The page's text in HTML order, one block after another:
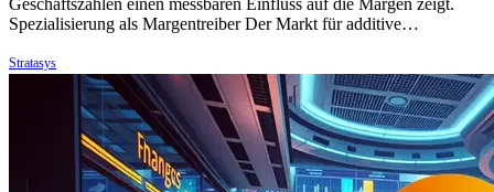
Geschäftszahlen einen messbaren Einfluss auf die Margen zeigt.
Spezialisierung als Margentreiber Der Markt für additive…
Stratasys